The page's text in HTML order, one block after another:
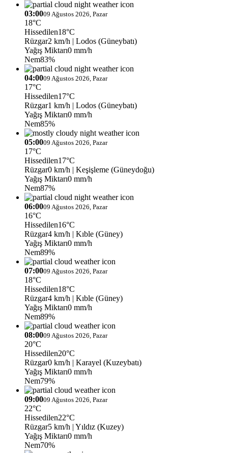
03:0009 Ağustos 2026, Pazar
18°C
Hissedilen18°C
Rüzgar2 km/h | Lodos (Güneybatı)
Yağış Miktarı0 mm/h
Nem83%
04:0009 Ağustos 2026, Pazar
17°C
Hissedilen17°C
Rüzgar1 km/h | Lodos (Güneybatı)
Yağış Miktarı0 mm/h
Nem85%
05:0009 Ağustos 2026, Pazar
17°C
Hissedilen17°C
Rüzgar0 km/h | Keşişleme (Güneydoğu)
Yağış Miktarı0 mm/h
Nem87%
06:0009 Ağustos 2026, Pazar
16°C
Hissedilen16°C
Rüzgar4 km/h | Kıble (Güney)
Yağış Miktarı0 mm/h
Nem89%
07:0009 Ağustos 2026, Pazar
18°C
Hissedilen18°C
Rüzgar4 km/h | Kıble (Güney)
Yağış Miktarı0 mm/h
Nem89%
08:0009 Ağustos 2026, Pazar
20°C
Hissedilen20°C
Rüzgar0 km/h | Karayel (Kuzeybatı)
Yağış Miktarı0 mm/h
Nem79%
09:0009 Ağustos 2026, Pazar
22°C
Hissedilen22°C
Rüzgar5 km/h | Yıldız (Kuzey)
Yağış Miktarı0 mm/h
Nem70%